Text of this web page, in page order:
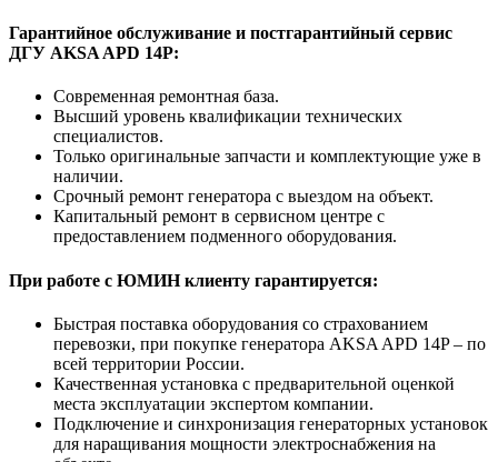
Гарантийное обслуживание и постгарантийный сервис
ДГУ AKSA APD 14P:
Современная ремонтная база.
Высший уровень квалификации технических
специалистов.
Только оригинальные запчасти и комплектующие уже в
наличии.
Срочный ремонт генератора с выездом на объект.
Капитальный ремонт в сервисном центре с
предоставлением подменного оборудования.
При работе с ЮМИН клиенту гарантируется:
Быстрая поставка оборудования со страхованием
перевозки, при покупке генератора AKSA APD 14P – по
всей территории России.
Качественная установка с предварительной оценкой
места эксплуатации экспертом компании.
Подключение и синхронизация генераторных установок
для наращивания мощности электроснабжения на